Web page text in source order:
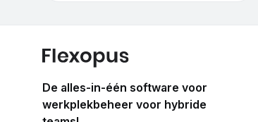
De alles-in-één software voor
werkplekbeheer voor hybride